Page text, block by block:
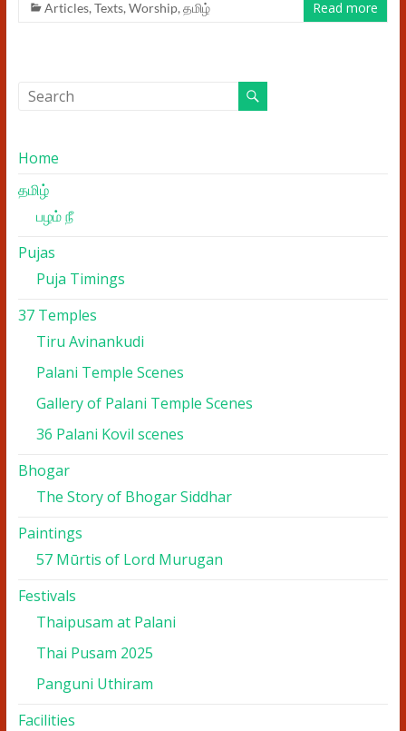
Articles, Texts, Worship, தமிழ் Read more
Home
தமிழ்
பழம் நீ
Pujas
Puja Timings
37 Temples
Tiru Avinankudi
Palani Temple Scenes
Gallery of Palani Temple Scenes
36 Palani Kovil scenes
Bhogar
The Story of Bhogar Siddhar
Paintings
57 Mūrtis of Lord Murugan
Festivals
Thaipusam at Palani
Thai Pusam 2025
Panguni Uthiram
Facilities